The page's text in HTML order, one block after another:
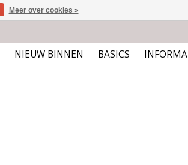
NIEUW BINNEN BASICS
Meer over cookies »